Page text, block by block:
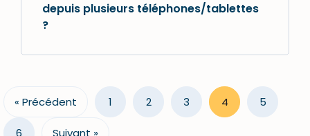
depuis plusieurs téléphones/tablettes
?
« Précédent 1 2 3 4 5